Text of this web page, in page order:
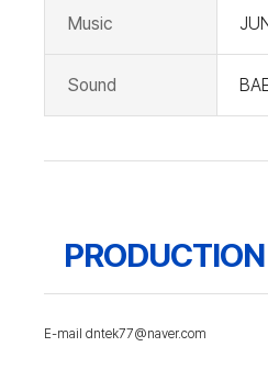
Music
Sound
E-mail dntek77@naver.com